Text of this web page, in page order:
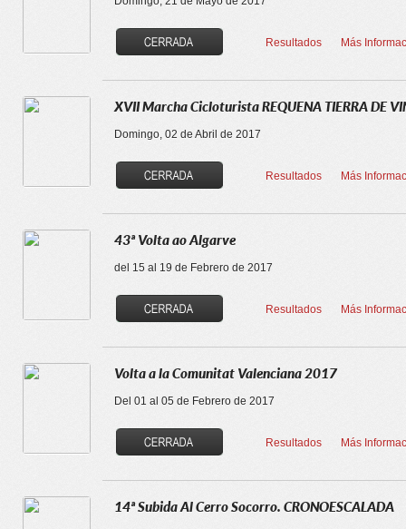
Resultados Más
XVII Marcha Cicloturista REQUENA TIERRA DE
Domingo, 02 de Abril de 2017
Resultados Más
43ª Volta ao Algarve
del 15 al 19 de Febrero de 2017
Resultados Más
Volta a la Comunitat Valenciana 2017
Del 01 al 05 de Febrero de 2017
Resultados Más
14ª Subida Al Cerro Socorro. CRONOESCALADA